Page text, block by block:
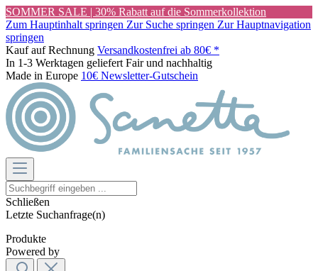
SOMMER SALE | 30% Rabatt auf die Sommerkollektion
Zum Hauptinhalt springen Zur Suche springen Zur Hauptnavigation
springen
Kauf auf Rechnung Versandkostenfrei ab 80€ *
In 1-3 Werktagen geliefert Fair und nachhaltig
Made in Europe 10€ Newsletter-Gutschein
Schließen
Letzte Suchanfrage(n)
Produkte
Powered by